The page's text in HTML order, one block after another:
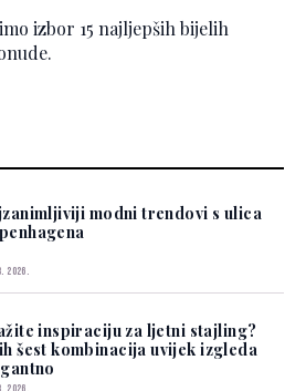
izbor 15 najljepših bijelih
modni trendovi s ulica
2026.
inspiraciju za ljetni stajling?
šest kombinacija uvijek izgleda